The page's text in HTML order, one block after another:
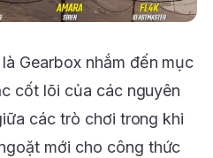
Gearbox nhắm đến mục
cốt lõi của các nguyên
các trò chơi trong khi
mới cho công thức